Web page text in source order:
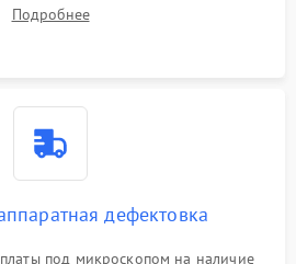
с кристаллов чипов.
Подробнее
дефектовка
под микроскопом на наличие